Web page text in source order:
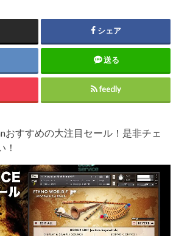
シェア
送る
feedly
おすすめの大注目セール！是非チェ
！